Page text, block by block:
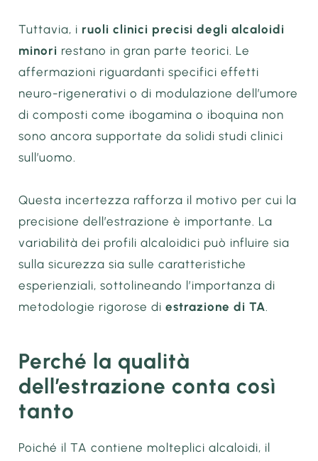
Tuttavia, i ruoli clinici precisi degli alcaloidi
minori restano in gran parte teorici. Le
affermazioni riguardanti specifici effetti
neuro-rigenerativi o di modulazione dell’umore
di composti come ibogamina o iboquina non
sono ancora supportate da solidi studi clinici
sull’uomo.
Questa incertezza rafforza il motivo per cui la
precisione dell’estrazione è importante. La
variabilità dei profili alcaloidici può influire sia
sulla sicurezza sia sulle caratteristiche
esperienziali, sottolineando l’importanza di
metodologie rigorose diestrazione di TA
Perché la qualità
dell’estrazione conta così
tanto
Poiché il TA contiene molteplici alcaloidi, il